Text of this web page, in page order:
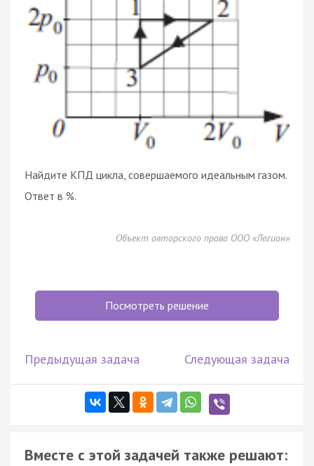
Найдите КПД цикла, совершаемого идеальным газом.
Ответ в %.
Объект авторского права ООО «Легион»
Посмотреть решение
Предыдущая задача Следующая задача
Вместе с этой задачей также решают: